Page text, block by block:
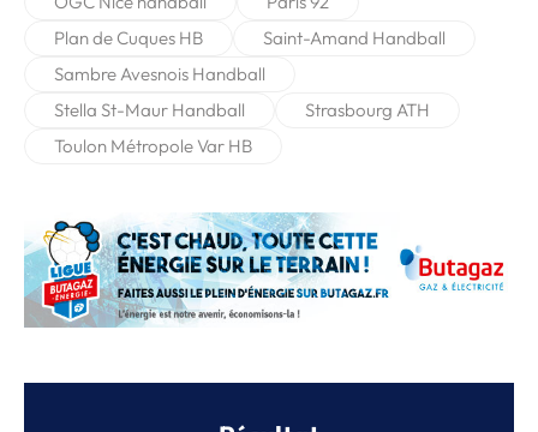
Plan de Cuques HB
Saint-Amand Handball
Sambre Avesnois Handball
Stella St-Maur Handball
Strasbourg ATH
Toulon Métropole Var HB